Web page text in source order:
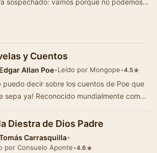
y Cuentos
Edgar Allan Poe•Leído por Mongope•4.5★
puedo decir sobre los cuentos de Poe que
sepa ya! Reconocido mundialmente como
Diestra de Dios Padre
Carrasquilla•
por Consuelo Aponte•4.6★